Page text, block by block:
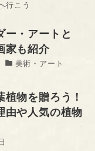
行こう
ー・アートと
家も紹介
美術・アート
植物を贈ろう！
由や人気の植物